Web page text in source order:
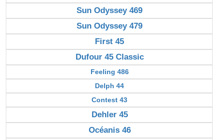
Sun Odyssey 469
Sun Odyssey 479
First 45
Dufour 45 Classic
Feeling 486
Delph 44
Contest 43
Dehler 45
Océanis 46